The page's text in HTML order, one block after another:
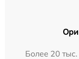
Более 20